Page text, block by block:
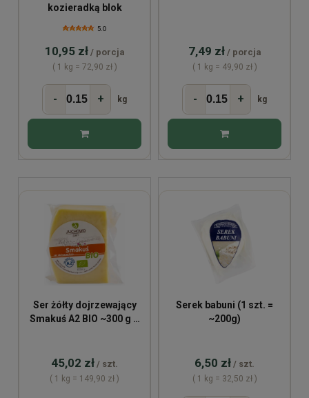
kozieradką blok
5.0
10,95 zł / porcja
( 1 kg = 72,90 zł )
- + kg
7,49 zł / porcja
( 1 kg = 49,90 zł )
- + kg
Ser żółty dojrzewający
Smakuś A2 BIO ~300 g –
45,02 zł / szt.
( 1 kg = 149,90 zł )
Serek babuni (1 szt. =
~200g)
6,50 zł / szt.
( 1 kg = 32,50 zł )